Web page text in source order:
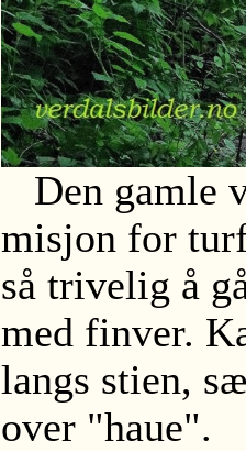
Den gamle
misjon for
så trivelig å
med finver.
langs stien,
over "haue".